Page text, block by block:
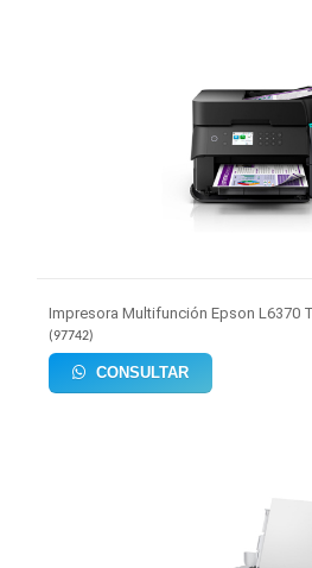
Impresora Multifunción Epson L6370
(97742)
CONSULTAR